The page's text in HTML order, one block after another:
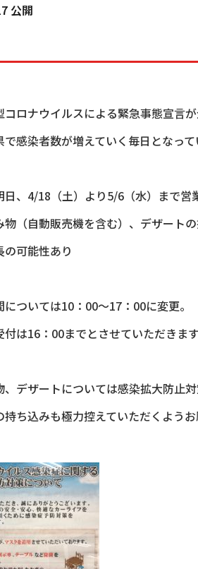
公開
コロナウイルスによる緊急事態宣言が
で感染者数が増えていく毎日となっ
日、4/18（土）より5/6（水）まで営
物（自動販売機を含む）、デザート
可能性あり
については10：00～17：00に変更。
は16：00までとさせていただきます
、デザートについては感染拡大防止
ち込みも極力控えていただくようお